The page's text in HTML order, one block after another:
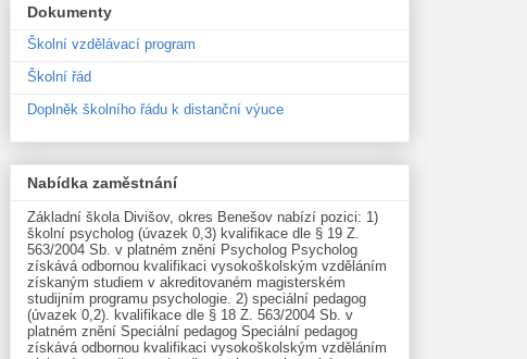
Dokumenty
Školní vzdělávací program
Školní řád
Doplněk školního řádu k distanční výuce
Nabídka zaměstnání
Základní škola Divišov, okres Benešov nabízí pozici: 1)
školní psycholog (úvazek 0,3) kvalifikace dle § 19 Z.
563/2004 Sb. v platném znění Psycholog Psycholog
získává odbornou kvalifikaci vysokoškolským vzděláním
získaným studiem v akreditovaném magisterském
studijním programu psychologie. 2) speciální pedagog
(úvazek 0,2). kvalifikace dle § 18 Z. 563/2004 Sb. v
platném znění Speciální pedagog Speciální pedagog
získává odbornou kvalifikaci vysokoškolským vzděláním